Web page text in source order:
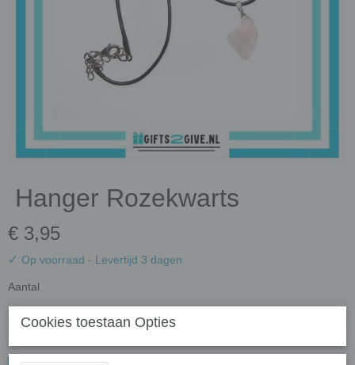
Hanger Rozekwarts
€ 3,95
✓ Op voorraad - Levertijd 3 dagen
Aantal
Cookies toestaan Opties